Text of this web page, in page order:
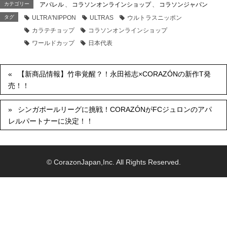
カテゴリー アパレル コラソンオンラインショップ コラソンジャパン
タグ ULTRA'NIPPON ULTRAS
ウルトラスニッポン
カラテチョップ
コラソンオンラインショップ
ワールドカップ
日本代表
【新商品情報】竹串覚醒？！永田裕志×CORAZÓNの新作T発
売！！
シンガポールリーグに挑戦！CORAZÓNがFCジュロンのアパ
レルパートナーに決定！！
© CorazonJapan,Inc. All Rights Reserved.